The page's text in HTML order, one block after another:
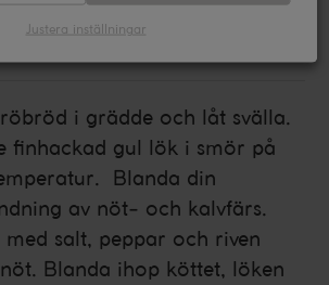
soja och köttfond. Låt koka
och reducera.
i grädde och låt svälla.
finhackad gul lök i smör på
Blanda din
av nöt- och kalvfärs.
salt, peppar och riven
Blanda ihop köttet, löken
Justera inställningar